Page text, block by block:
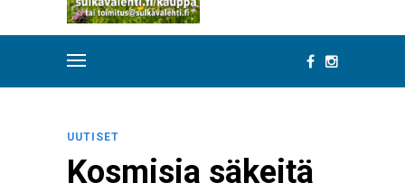
UUTISET
Kosmisia säkeitä